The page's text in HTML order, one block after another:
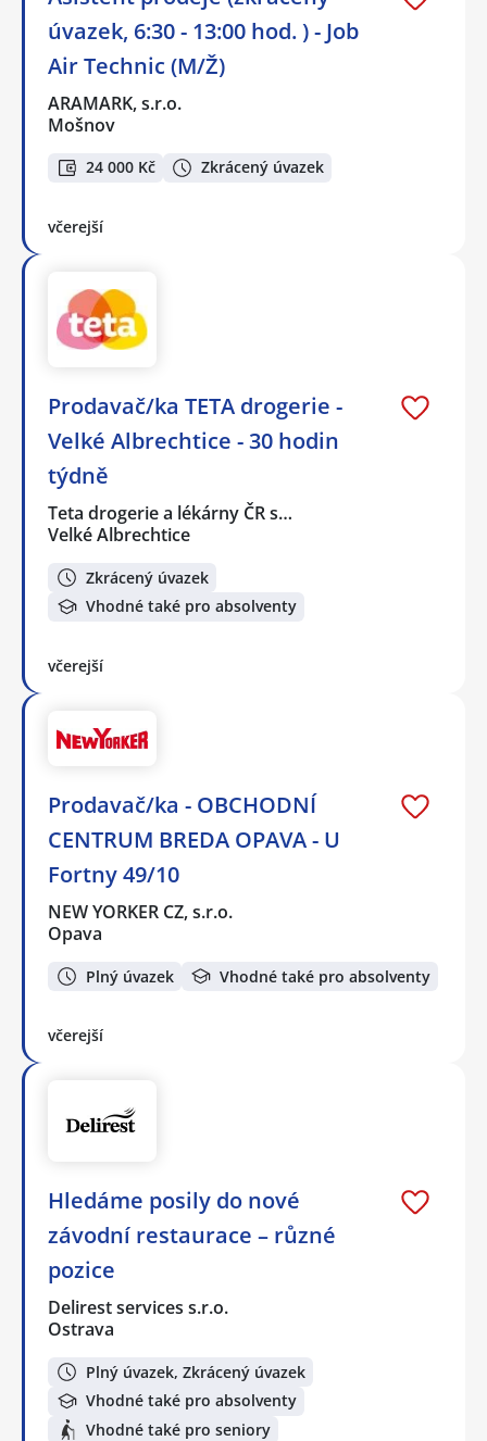
úvazek, 6:30 - 13:00 hod. ) - Job
Air Technic (M/Ž)
ARAMARK, s.r.o.
Mošnov
24 000 Kč Zkrácený úvazek
včerejší
Prodavač/ka TETA drogerie -
Velké Albrechtice - 30 hodin
týdně
Teta drogerie a lékárny ČR s…
Velké Albrechtice
Zkrácený úvazek
Vhodné také pro absolventy
včerejší
Prodavač/ka - OBCHODNÍ
CENTRUM BREDA OPAVA - U
Fortny 49/10
NEW YORKER CZ, s.r.o.
Opava
Plný úvazek Vhodné také pro absolventy
včerejší
Hledáme posily do nové
závodní restaurace – různé
pozice
Delirest services s.r.o.
Ostrava
Plný úvazek, Zkrácený úvazek
Vhodné také pro absolventy
Vhodné také pro seniory